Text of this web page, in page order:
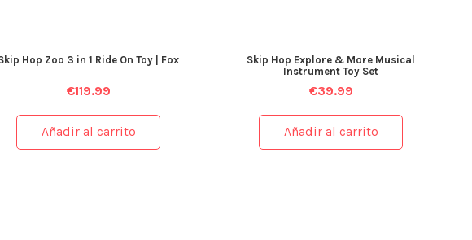
Hop Zoo 3 in 1 Ride On Toy | Fox
€119.99
Añadir al carrito
Skip Hop Explore & More Musical
Instrument Toy Set
€39.99
Añadir al carrito